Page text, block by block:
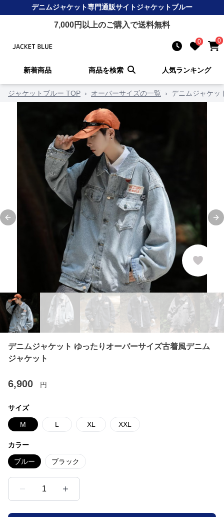
デニムジャケット専門通販サイトジャケットブルー
7,000円以上のご購入で送料無料
0 0
新着商品 商品を検索 人気ランキング
ジャケットブルー TOP › オーバーサイズの一覧 › デニムジャケッ
Previous slide
デニムジャケット ゆったりオーバーサイズ古着風デニム
ジャケット
6,900 円
サイズ
M L XL XXL
カラー
ブルー ブラック
1